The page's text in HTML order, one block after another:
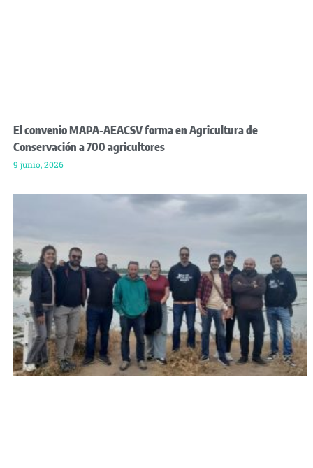
El convenio MAPA-AEACSV forma en Agricultura de
Conservación a 700 agricultores
9 junio, 2026